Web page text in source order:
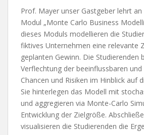
Prof. Mayer unser Gastgeber lehrt an
Modul „Monte Carlo Business
dieses Moduls modellieren die
fiktives Unternehmen eine relevante
geplanten Gewinn. Die Studierenden
Verflechtung der beeinflussbaren
Chancen und Risiken im Hinblick auf
Sie hinterlegen das Modell mit
und aggregieren via Monte-Carlo
Entwicklung der Zielgröße.
visualisieren die Studierenden die